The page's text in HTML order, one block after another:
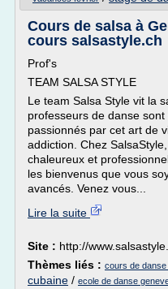
Cours de salsa à
cours salsastyle.ch
Prof's
TEAM SALSA STYLE
Le team Salsa Style vit la
professeurs de danse
passionnés par cet art de
addiction. Chez
chaleureux et
les bienvenus que vous
avancés. Venez vous...
Lire la suite
Site : http://
Thèmes liés : cours de
cubaine / ecole de danse